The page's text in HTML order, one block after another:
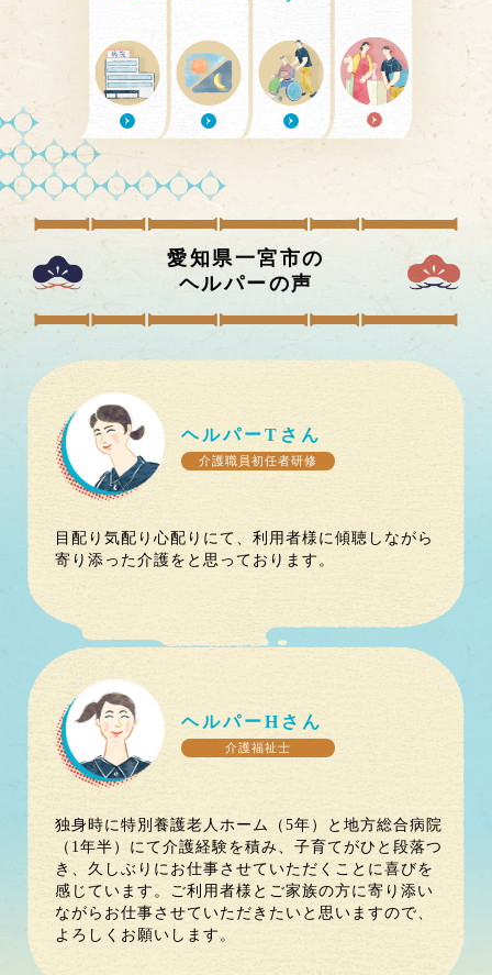
愛知県一宮市の
ヘルパーの声
ヘルパーT さん
介護職員初任者研修
目配り気配り心配りにて、利用者様に傾聴しながら
寄り添った介護をと思っております。
ヘルパーH さん
介護福祉士
独身時に特別養護老人ホーム（5年）と地方総合病院
（1年半）にて介護経験を積み、子育てがひと段落つ
き、久しぶりにお仕事させていただくことに喜びを
感じています。ご利用者様とご家族の方に寄り添い
ながらお仕事させていただきたいと思いますので、
よろしくお願いします。